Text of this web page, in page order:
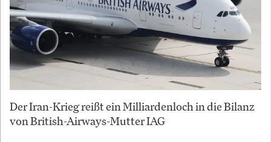
Der Iran-Krieg reißt ein Milliardenloch in die Bilanz
von British-Airways-Mutter IAG